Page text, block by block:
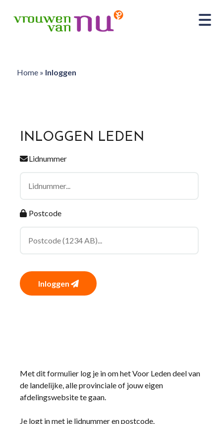
Home» Inloggen
INLOGGEN LEDEN
Lidnummer
Postcode
Inloggen
Met dit formulier log je in om het Voor Leden deel van
de landelijke, alle provinciale of jouw eigen
afdelingswebsite te gaan.
Je logt in met je lidnummer en postcode.